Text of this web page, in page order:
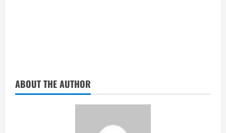
ABOUT THE AUTHOR